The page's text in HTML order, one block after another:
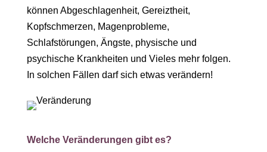
können Abgeschlagenheit, Gereiztheit,
Kopfschmerzen, Magenprobleme,
Schlafstörungen, Ängste, physische und
psychische Krankheiten und Vieles mehr folgen.
In solchen Fällen darf sich etwas verändern!
Welche Veränderungen gibt es?